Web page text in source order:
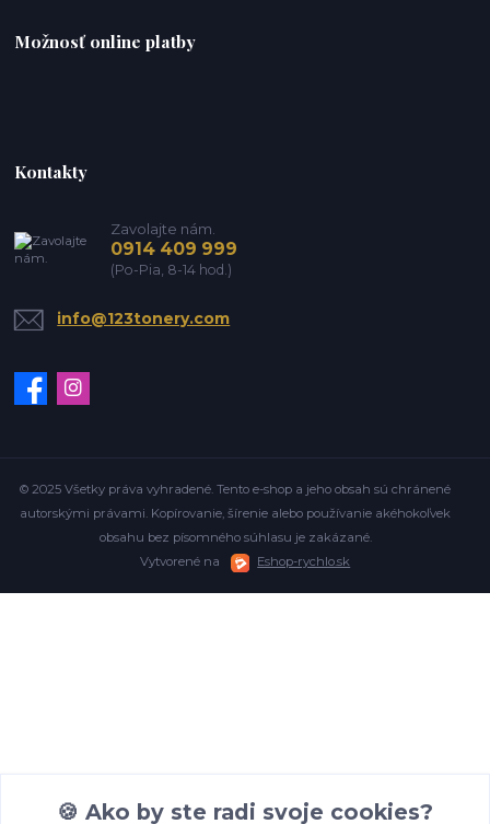
Možnosť online platby
Kontakty
Zavolajte nám.
0914 409 999
(Po-Pia, 8-14 hod.)
info@123tonery.com
© 2025 Všetky práva vyhradené. Tento e-shop a jeho obsah sú chránené
autorskými právami. Kopírovanie, šírenie alebo používanie akéhokoľvek
obsahu bez písomného súhlasu je zakázané.
Vytvorené na
Eshop-rychlo.sk
🍪 Ako by ste radi svoje cookies?